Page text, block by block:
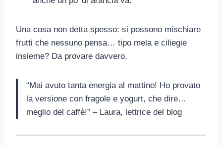
Una cosa non detta spesso: si possono mischiare
frutti che nessuno pensa… tipo mela e ciliegie
insieme? Da provare davvero.
“Mai avuto tanta energia al mattino! Ho provato
la versione con fragole e yogurt, che dire…
meglio del caffè!” – Laura, lettrice del blog